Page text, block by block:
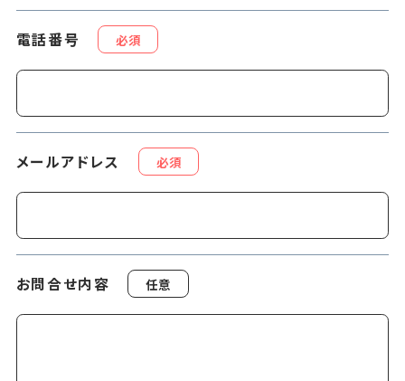
電話番号 必須
メールアドレス 必須
お問合せ内容 任意